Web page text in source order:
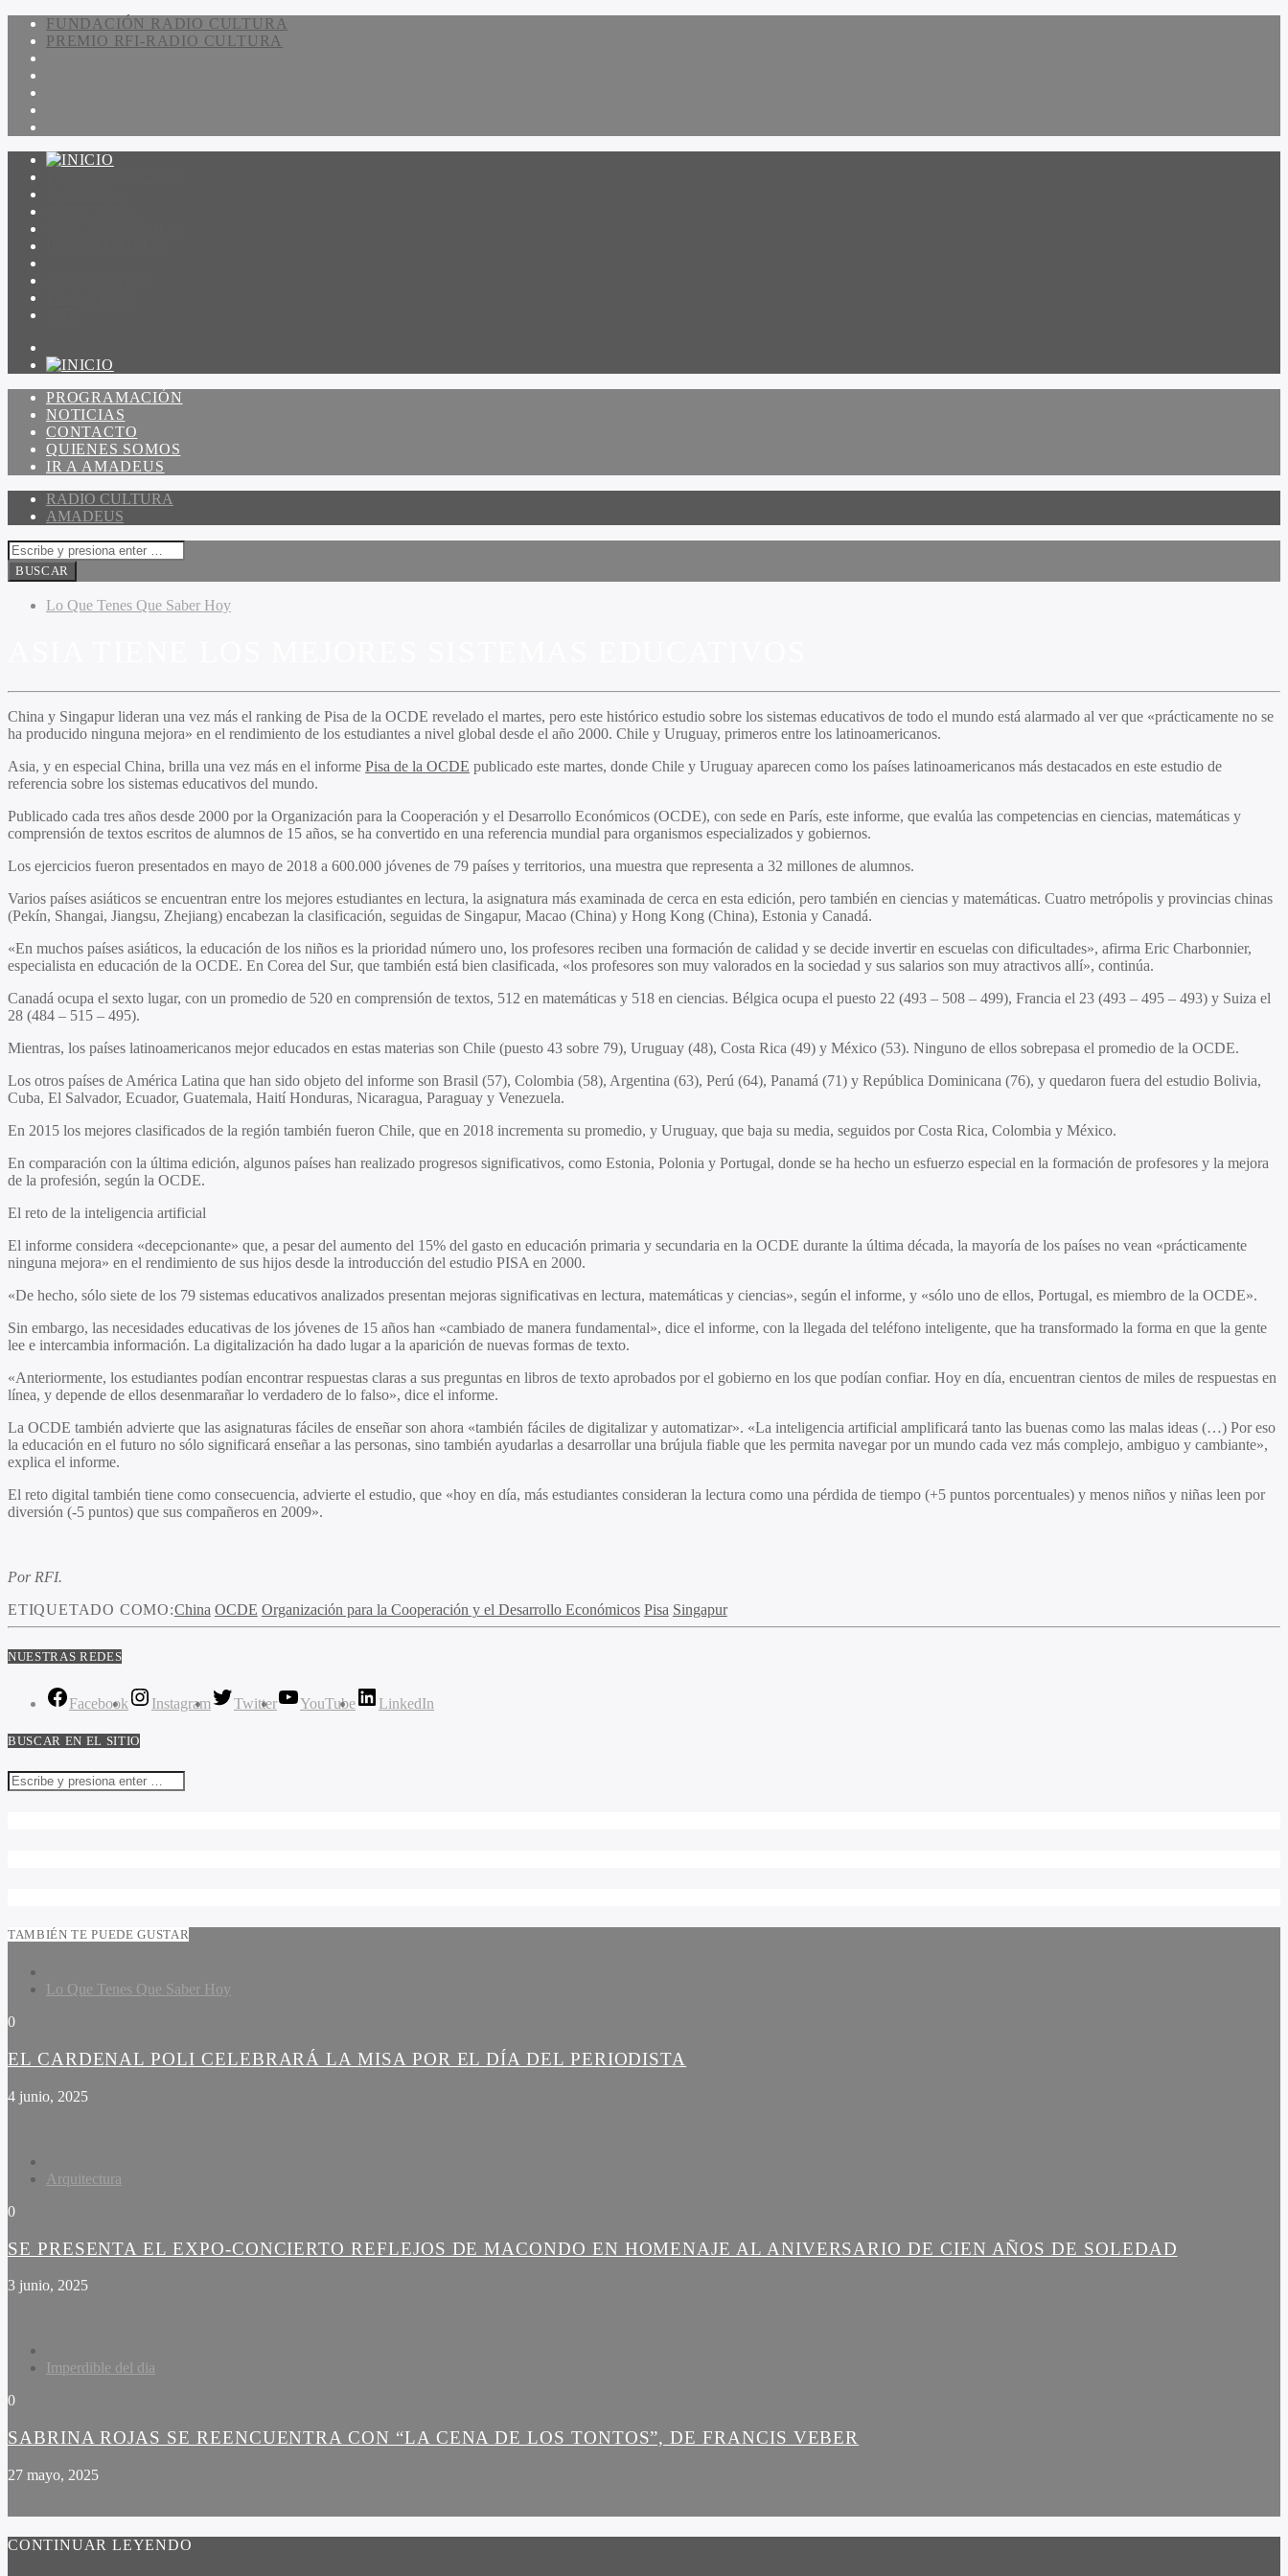
FUNDACIÓN RADIO CULTURA
PREMIO RFI-RADIO CULTURA
PROGRAMACIÓN
NOTICIAS
CONTACTO
QUIENES SOMOS
IR A AMADEUS
RADIO CULTURA
AMADEUS
Lo Que Tenes Que Saber Hoy
China y Singapur lideran una vez más el ranking de Pisa de la OCDE revelado el martes, pero este histórico estudio sobre los sistemas educativos de todo el mundo está alarmado al ver que «prácticamente no se
ha producido ninguna mejora» en el rendimiento de los estudiantes a nivel global desde el año 2000. Chile y Uruguay, primeros entre los latinoamericanos.
Asia, y en especial China, brilla una vez más en el informe Pisa de la OCDE publicado este martes, donde Chile y Uruguay aparecen como los países latinoamericanos más destacados en este estudio de
referencia sobre los sistemas educativos del mundo.
Publicado cada tres años desde 2000 por la Organización para la Cooperación y el Desarrollo Económicos (OCDE), con sede en París, este informe, que evalúa las competencias en ciencias, matemáticas y
comprensión de textos escritos de alumnos de 15 años, se ha convertido en una referencia mundial para organismos especializados y gobiernos.
Los ejercicios fueron presentados en mayo de 2018 a 600.000 jóvenes de 79 países y territorios, una muestra que representa a 32 millones de alumnos.
Varios países asiáticos se encuentran entre los mejores estudiantes en lectura, la asignatura más examinada de cerca en esta edición, pero también en ciencias y matemáticas. Cuatro metrópolis y provincias chinas
(Pekín, Shangai, Jiangsu, Zhejiang) encabezan la clasificación, seguidas de Singapur, Macao (China) y Hong Kong (China), Estonia y Canadá.
«En muchos países asiáticos, la educación de los niños es la prioridad número uno, los profesores reciben una formación de calidad y se decide invertir en escuelas con dificultades», afirma Eric Charbonnier,
especialista en educación de la OCDE. En Corea del Sur, que también está bien clasificada, «los profesores son muy valorados en la sociedad y sus salarios son muy atractivos allí», continúa.
Canadá ocupa el sexto lugar, con un promedio de 520 en comprensión de textos, 512 en matemáticas y 518 en ciencias. Bélgica ocupa el puesto 22 (493 – 508 – 499), Francia el 23 (493 – 495 – 493) y Suiza el
28 (484 – 515 – 495).
Mientras, los países latinoamericanos mejor educados en estas materias son Chile (puesto 43 sobre 79), Uruguay (48), Costa Rica (49) y México (53). Ninguno de ellos sobrepasa el promedio de la OCDE.
Los otros países de América Latina que han sido objeto del informe son Brasil (57), Colombia (58), Argentina (63), Perú (64), Panamá (71) y República Dominicana (76), y quedaron fuera del estudio Bolivia,
Cuba, El Salvador, Ecuador, Guatemala, Haití Honduras, Nicaragua, Paraguay y Venezuela.
En 2015 los mejores clasificados de la región también fueron Chile, que en 2018 incrementa su promedio, y Uruguay, que baja su media, seguidos por Costa Rica, Colombia y México.
En comparación con la última edición, algunos países han realizado progresos significativos, como Estonia, Polonia y Portugal, donde se ha hecho un esfuerzo especial en la formación de profesores y la mejora
de la profesión, según la OCDE.
El reto de la inteligencia artificial
El informe considera «decepcionante» que, a pesar del aumento del 15% del gasto en educación primaria y secundaria en la OCDE durante la última década, la mayoría de los países no vean «prácticamente
ninguna mejora» en el rendimiento de sus hijos desde la introducción del estudio PISA en 2000.
«De hecho, sólo siete de los 79 sistemas educativos analizados presentan mejoras significativas en lectura, matemáticas y ciencias», según el informe, y «sólo uno de ellos, Portugal, es miembro de la OCDE».
Sin embargo, las necesidades educativas de los jóvenes de 15 años han «cambiado de manera fundamental», dice el informe, con la llegada del teléfono inteligente, que ha transformado la forma en que la gente
lee e intercambia información. La digitalización ha dado lugar a la aparición de nuevas formas de texto.
«Anteriormente, los estudiantes podían encontrar respuestas claras a sus preguntas en libros de texto aprobados por el gobierno en los que podían confiar. Hoy en día, encuentran cientos de miles de respuestas en
línea, y depende de ellos desenmarañar lo verdadero de lo falso», dice el informe.
La OCDE también advierte que las asignaturas fáciles de enseñar son ahora «también fáciles de digitalizar y automatizar». «La inteligencia artificial amplificará tanto las buenas como las malas ideas (…) Por eso
la educación en el futuro no sólo significará enseñar a las personas, sino también ayudarlas a desarrollar una brújula fiable que les permita navegar por un mundo cada vez más complejo, ambiguo y cambiante»,
explica el informe.
El reto digital también tiene como consecuencia, advierte el estudio, que «hoy en día, más estudiantes consideran la lectura como una pérdida de tiempo (+5 puntos porcentuales) y menos niños y niñas leen por
diversión (-5 puntos) que sus compañeros en 2009».
Por RFI.
ETIQUETADO COMO:China OCDE Organización para la Cooperación y el Desarrollo Económicos Pisa Singapur
NUESTRAS REDES
Facebook Instagram Twitter YouTube LinkedIn
BUSCAR EN EL SITIO
TAMBIÉN TE PUEDE GUSTAR
Lo Que Tenes Que Saber Hoy
0
EL CARDENAL POLI CELEBRARÁ LA MISA POR EL DÍA DEL PERIODISTA
4 junio, 2025
Arquitectura
0
SE PRESENTA EL EXPO-CONCIERTO REFLEJOS DE MACONDO EN HOMENAJE AL ANIVERSARIO DE CIEN AÑOS DE SOLEDAD
3 junio, 2025
Imperdible del dia
0
SABRINA ROJAS SE REENCUENTRA CON “LA CENA DE LOS TONTOS”, DE FRANCIS VEBER
27 mayo, 2025
CONTINUAR LEYENDO